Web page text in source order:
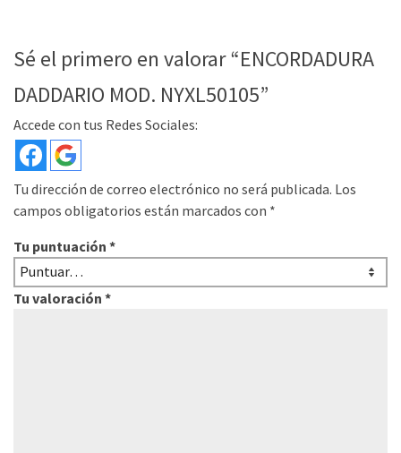
Sé el primero en valorar “ENCORDADURA
DADDARIO MOD. NYXL50105”
Accede con tus Redes Sociales:
Tu dirección de correo electrónico no será publicada. Los
campos obligatorios están marcados con *
Tu puntuación *
Tu valoración *